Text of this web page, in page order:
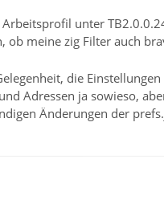
unter
ob meine zig Filter auch
die
Adressen ja sowieso,
Änderungen der